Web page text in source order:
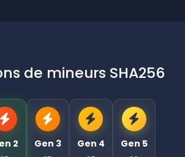
de mineurs SHA256
2 Gen 3 Gen 4 Gen 5